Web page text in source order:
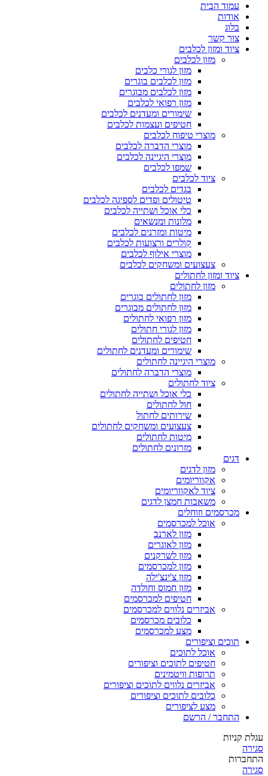
עמוד הבית
אודות
בלוג
צור קשר
ציוד ומזון לכלבים
מזון לכלבים
מזון לגורי כלבים
מזון לכלבים בוגרים
מזון לכלבים מבוגרים
מזון רפואי לכלבים
שימורים ומעדנים לכלבים
חטיפים ועצמות לכלבים
מוצרי טיפוח לכלבים
מוצרי הדברה לכלבים
מוצרי היגיינה לכלבים
שמפו לכלבים
ציוד לכלבים
בגדים לכלבים
טיטולים ופדים לספיגה לכלבים
כלי אוכל ושתייה לכלבים
מלונות ומנשאים
מיטות ומזרנים לכלבים
קולרים ורצועות לכלבים
מוצרי אילוף לכלבים
צעצועים ומשחקים לכלבים
ציוד ומזון לחתולים
מזון לחתולים
מזון לחתולים בוגרים
מזון לחתולים מבוגרים
מזון רפואי לחתולים
מזון לגורי חתולים
חטיפים לחתולים
שימורים ומעדנים לחתולים
מוצרי היגיינה לחתולים
מוצרי הדברה לחתולים
ציוד לחתולים
כלי אוכל ושתייה לחתולים
חול לחתולים
שירותים לחתול
צעצועים ומשחקים לחתולים
מיטות לחתולים
מזרונים לחתולים
דגים
מזון לדגים
אקווריומים
ציוד לאקווריומים
משאבות חמצן לדגים
מכרסמים וזוחלים
אוכל למכרסמים
מזון לארנב
מזון לאוגרים
מזון לשרקנים
מזון למכרסמים
מזון צ'ינצ'ילה
מזון חמוס וחולדה
חטיפים למכרסמים
אביזרים נלווים למכרסמים
כלובים מכרסמים
מצע למכרסמים
תוכים וציפורים
אוכל לתוכים
חטיפים לתוכים וציפורים
תרופות וויטמינים
אביזרים נלווים לתוכים וציפורים
כלובים לתוכים וציפורים
מצע לציפורים
התחבר / הרשם
עגלת קניות
סגירה
התחברות
סגירה